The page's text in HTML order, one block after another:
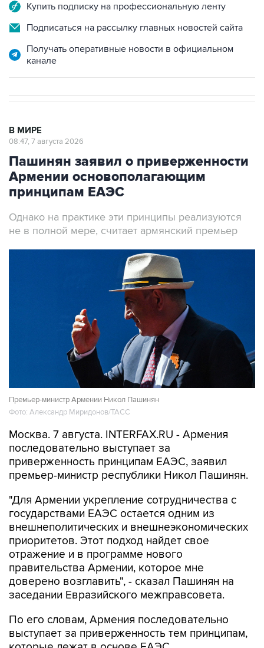
Купить подписку на профессиональную ленту
Подписаться на рассылку главных новостей сайта
Получать оперативные новости в официальном
канале
В МИРЕ
08:47, 7 августа 2026
Пашинян заявил о приверженности
Армении основополагающим
принципам ЕАЭС
Однако на практике эти принципы реализуются
не в полной мере, считает армянский премьер
Премьер-министр Армении Никол Пашинян
Фото: Александр Миридонов/ТАСС
Москва. 7 августа. INTERFAX.RU - Армения
последовательно выступает за
приверженность принципам ЕАЭС, заявил
премьер-министр республики Никол Пашинян.
"Для Армении укрепление сотрудничества с
государствами ЕАЭС остается одним из
внешнеполитических и внешнеэкономических
приоритетов. Этот подход найдет свое
отражение и в программе нового
правительства Армении, которое мне
доверено возглавить", - сказал Пашинян на
заседании Евразийского межправсовета.
По его словам, Армения последовательно
выступает за приверженность тем принципам,